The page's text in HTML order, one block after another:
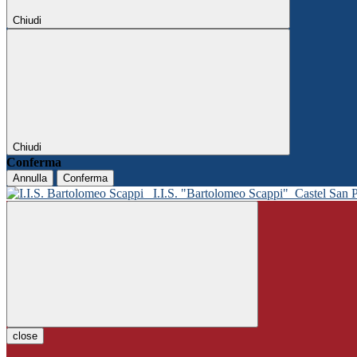
Chiudi
Chiudi
Conferma
Annulla Conferma
I.I.S. "Bartolomeo Scappi" Castel San
close